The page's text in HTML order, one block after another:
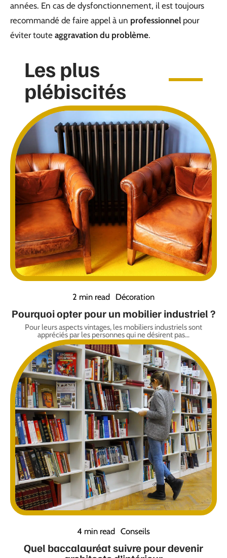
années. En cas de dysfonctionnement, il est toujours
recommandé de faire appel à un professionnel pour
éviter toute aggravation du problème.
Les plus
plébiscités
2 min read Décoration
Pourquoi opter pour un mobilier industriel ?
Pour leurs aspects vintages, les mobiliers industriels sont
appréciés par les personnes qui ne désirent pas…
4 min read Conseils
Quel baccalauréat suivre pour devenir